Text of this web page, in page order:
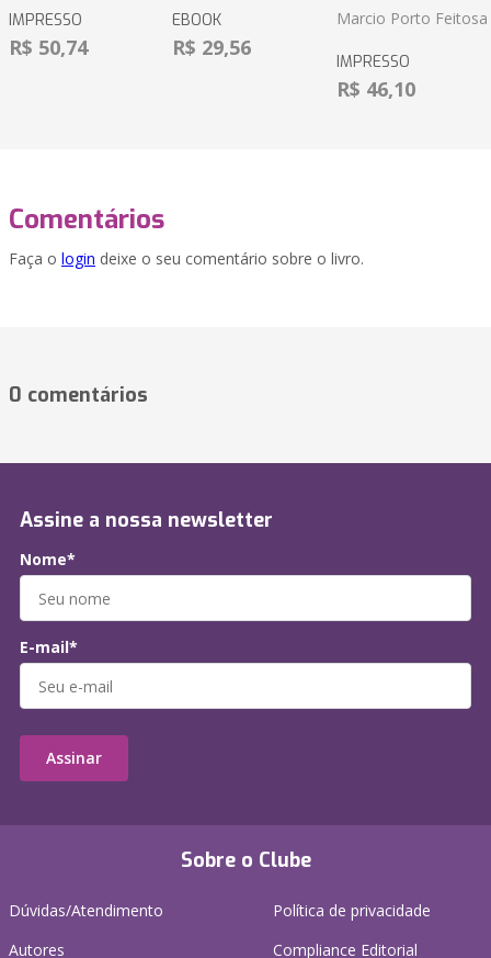
IMPRESSO
R$ 50,74
EBOOK
R$ 29,56
Marcio Porto Feitosa
IMPRESSO
R$ 46,10
Comentários
Faça o login deixe o seu comentário sobre o livro.
0 comentários
Sobre o Clube
Dúvidas/Atendimento
Autores
Política de privacidade
Compliance Editorial
Assine a nossa newsletter
Nome*
E-mail*
Assinar